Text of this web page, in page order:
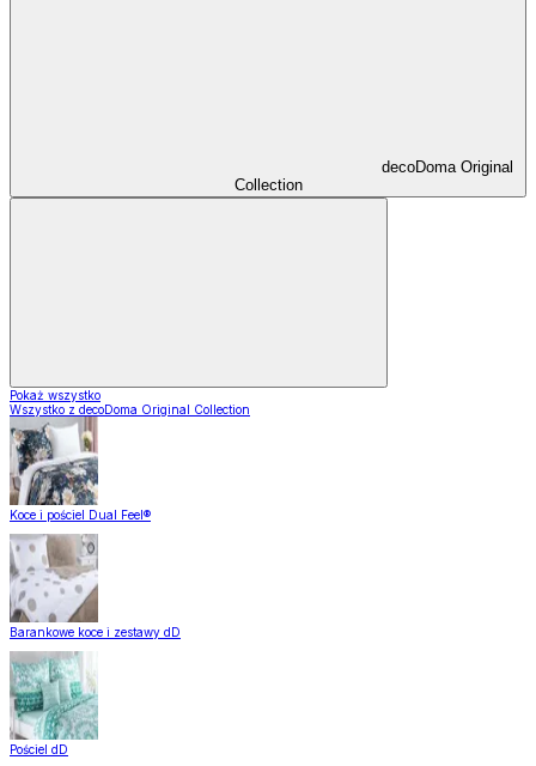
decoDoma Original
Collection
Pokaż wszystko
Wszystko z decoDoma Original Collection
Koce i pościel Dual Feel®
Barankowe koce i zestawy dD
Pościel dD